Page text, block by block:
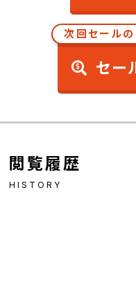
次回セールの
セー
閲覧履歴
HISTORY